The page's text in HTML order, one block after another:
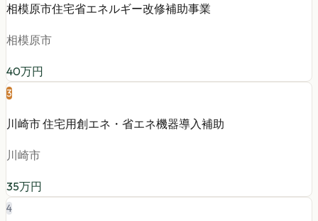
相模原市住宅省エネルギー改修補助事業
相模原市
40万円
3
川崎市 住宅用創エネ・省エネ機器導入補助
川崎市
35万円
4